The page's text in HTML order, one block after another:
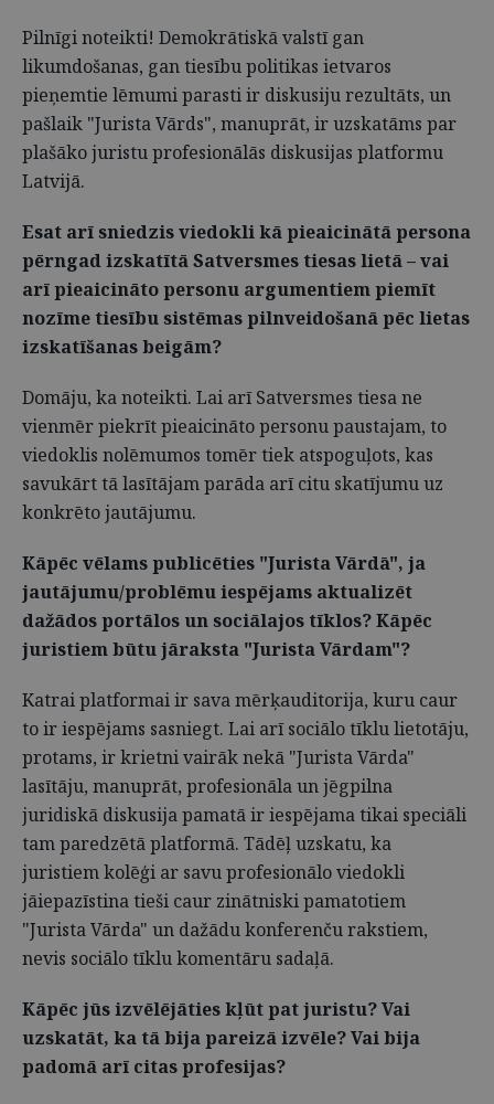
Pilnīgi noteikti! Demokrātiskā valstī gan
likumdošanas, gan tiesību politikas ietvaros
pieņemtie lēmumi parasti ir diskusiju rezultāts, un
pašlaik "Jurista Vārds", manuprāt, ir uzskatāms par
plašāko juristu profesionālās diskusijas platformu
Latvijā.
Esat arī sniedzis viedokli kā pieaicinātā persona
pērngad izskatītā Satversmes tiesas lietā – vai
arī pieaicināto personu argumentiem piemīt
nozīme tiesību sistēmas pilnveidošanā pēc lietas
izskatīšanas beigām?
Domāju, ka noteikti. Lai arī Satversmes tiesa ne
vienmēr piekrīt pieaicināto personu paustajam, to
viedoklis nolēmumos tomēr tiek atspoguļots, kas
savukārt tā lasītājam parāda arī citu skatījumu uz
konkrēto jautājumu.
Kāpēc vēlams publicēties "Jurista Vārdā", ja
jautājumu/problēmu iespējams aktualizēt
dažādos portālos un sociālajos tīklos? Kāpēc
juristiem būtu jāraksta "Jurista Vārdam"?
Katrai platformai ir sava mērķauditorija, kuru caur
to ir iespējams sasniegt. Lai arī sociālo tīklu lietotāju,
protams, ir krietni vairāk nekā "Jurista Vārda"
lasītāju, manuprāt, profesionāla un jēgpilna
juridiskā diskusija pamatā ir iespējama tikai speciāli
tam paredzētā platformā. Tādēļ uzskatu, ka
juristiem kolēģi ar savu profesionālo viedokli
jāiepazīstina tieši caur zinātniski pamatotiem
"Jurista Vārda" un dažādu konferenču rakstiem,
nevis sociālo tīklu komentāru sadaļā.
Kāpēc jūs izvēlējāties kļūt pat juristu? Vai
uzskatāt, ka tā bija pareizā izvēle? Vai bija
padomā arī citas profesijas?